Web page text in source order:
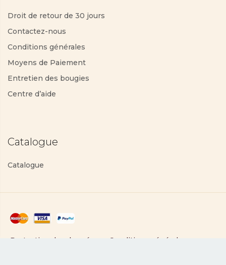
Droit de retour de 30 jours
Contactez-nous
Conditions générales
Moyens de Paiement
Entretien des bougies
Centre d’aide
Catalogue
Catalogue
Protection des données Conditions générales